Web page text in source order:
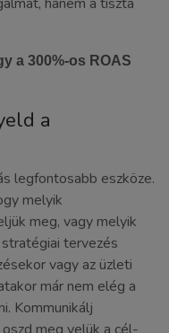
a 300%-os ROAS
a
legfontosabb eszköze.
melyik
meg, vagy melyik
tervezés
vagy az üzleti
már nem elég a
Kommunikálj